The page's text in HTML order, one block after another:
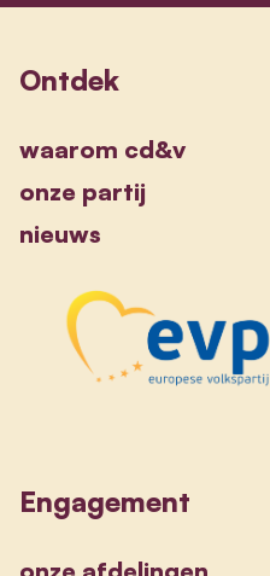
Ontdek
waarom cd&v
onze partij
nieuws
Engagement